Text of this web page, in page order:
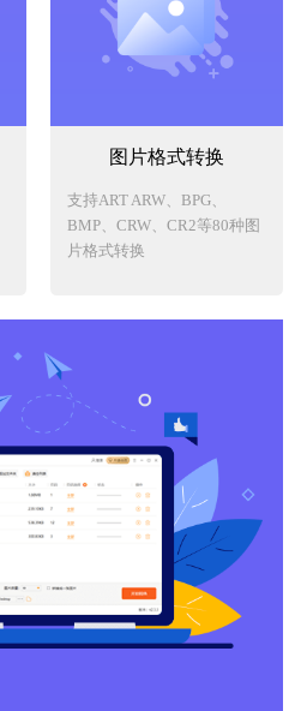
图片格式转换
支持ART ARW、BPG、
BMP、CRW、CR2等80种图
片格式转换